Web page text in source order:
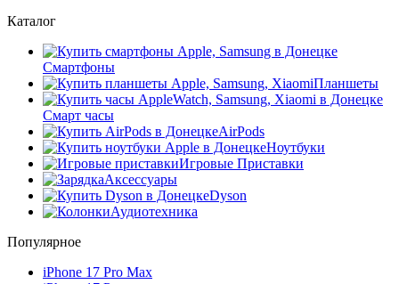
Каталог
Смартфоны
Планшеты
Смарт часы
AirPods
Ноутбуки
Игровые Приставки
Аксессуары
Dyson
Аудиотехника
Популярное
iPhone 17 Pro Max